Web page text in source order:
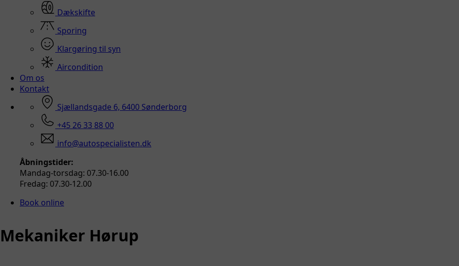
Dækskifte
Sporing
Klargøring til syn
Aircondition
Om os
Kontakt
Sjællandsgade 6, 6400 Sønderborg
+45 26 33 88 00
info@autospecialisten.dk
Åbningstider:
Mandag-torsdag: 07.30-16.00
Fredag: 07.30-12.00
Book online
Mekaniker Hørup